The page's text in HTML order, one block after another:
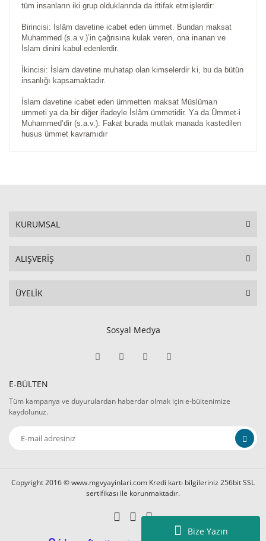
Bize Yazın
tüm insanların iki grup olduklarında da ittifak etmişlerdir:
Birincisi: İslâm davetine icabet eden ümmet. Bundan maksat
Muhammed (s.a.v.)’in çağrısına kulak veren, ona inanan ve
İslam dinini kabul edenlerdir.
İkincisi: İslam davetine muhatap olan kimselerdir ki, bu da bütün
insanlığı kapsamaktadır.
İslam davetine icabet eden ümmetten maksat Müslüman
ümmeti ya da bir diğer ifadeyle İslâm ümmetidir. Ya da Ümmet-i
Muhammed’dir (s.a.v.). Fakat burada mutlak manada kastedilen
husus ümmet kavramıdır
KURUMSAL
ALIŞVERİŞ
ÜYELİK
Sosyal Medya
E-BÜLTEN
Tüm kampanya ve duyurulardan haberdar olmak için e-bültenimize
kaydolunuz.
Copyright 2016 © www.mgvyayinlari.com Kredi kartı bilgileriniz 256bit SSL
sertifikası ile korunmaktadır.